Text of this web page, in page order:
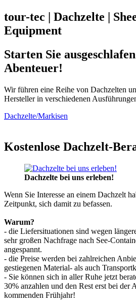
tour-tec | Dachzelte |
Equipment
Starten Sie
Abenteuer!
Wir führen eine Reihe von Dachzelten
Hersteller in verschiedenen
Dachzelte/Markisen
Kostenlose Dachzelt-
Dachzelte bei uns erleben!
Wenn Sie Interesse an einem Dachzelt
Zeitpunkt, sich damit zu befassen.
Warum?
- die Liefersituationen sind wegen
sehr großen Nachfrage nach See-
angespannt.
- die Preise werden bei zahlreichen
gestiegenen Material- als auch
- Sie können sich in aller Ruhe jetzt
30% anzahlen und den Rest erst bei der
kommenden Frühjahr!